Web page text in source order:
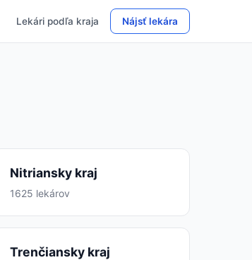
Lekári podľa kraja Nájsť lekára
Nitriansky kraj
1625 lekárov
Trenčiansky kraj